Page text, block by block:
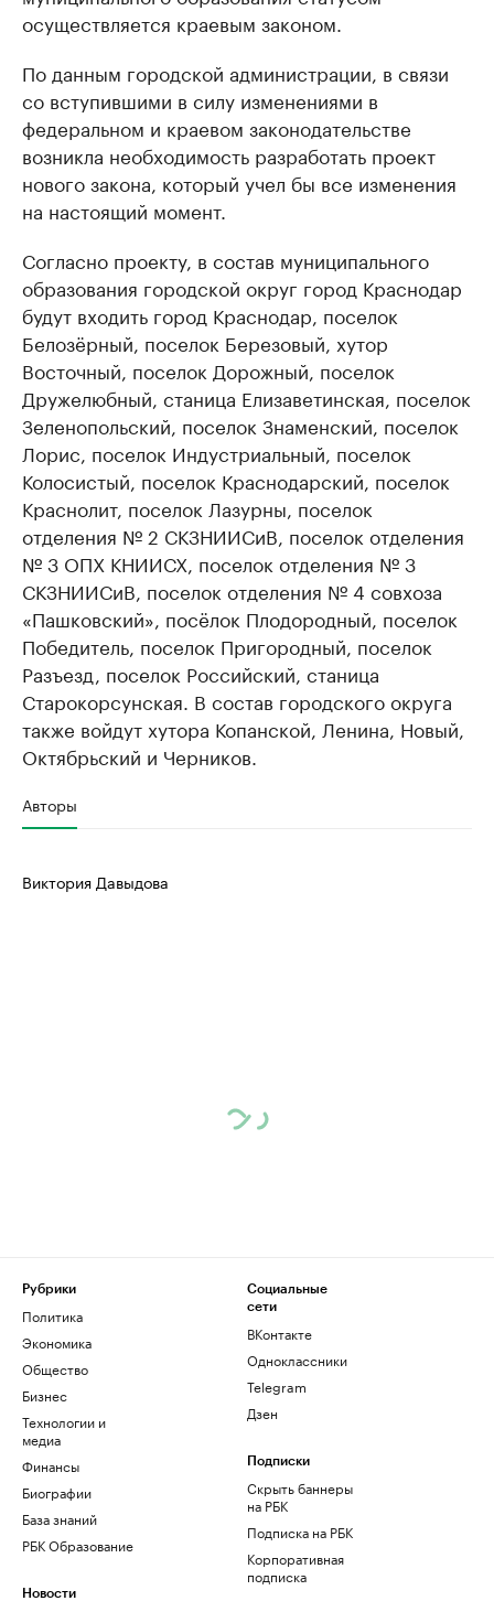
осуществляется краевым законом.
По данным городской администрации, в связи
со вступившими в силу изменениями в
федеральном и краевом законодательстве
возникла необходимость разработать проект
нового закона, который учел бы все изменения
на настоящий момент.
Согласно проекту, в состав муниципального
образования городской округ город Краснодар
будут входить город Краснодар, поселок
Белозёрный, поселок Березовый, хутор
Восточный, поселок Дорожный, поселок
Дружелюбный, станица Елизаветинская, поселок
Зеленопольский, поселок Знаменский, поселок
Лорис, поселок Индустриальный, поселок
Колосистый, поселок Краснодарский, поселок
Краснолит, поселок Лазурны, поселок
отделения № 2 СКЗНИИСиВ, поселок отделения
№ 3 ОПХ КНИИСХ, поселок отделения № 3
СКЗНИИСиВ, поселок отделения № 4 совхоза
«Пашковский», посёлок Плодородный, поселок
Победитель, поселок Пригородный, поселок
Разъезд, поселок Российский, станица
Старокорсунская. В состав городского округа
также войдут хутора Копанской, Ленина, Новый,
Октябрьский и Черников.
Авторы
Виктория Давыдова
Рубрики
Политика
Экономика
Общество
Бизнес
Технологии и
медиа
Финансы
Биографии
База знаний
РБК Образование
Новости
Социальные
сети
ВКонтакте
Одноклассники
Telegram
Дзен
Подписки
Скрыть баннеры
на РБК
Подписка на РБК
Корпоративная
подписка